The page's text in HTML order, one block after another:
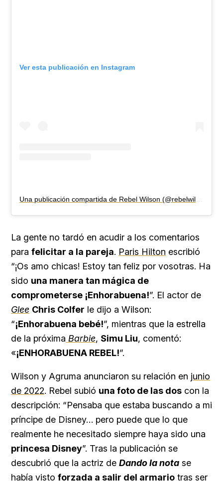
Ver esta publicación en Instagram
La gente no tardó en acudir a los comentarios
para felicitar a la pareja. Paris Hilton escribió
“¡Os amo chicas! Estoy tan feliz por vosotras. Ha
sido una manera tan mágica de
comprometerse ¡Enhorabuena!”. El actor de
Glee Chris Colfer le dijo a Wilson:
“¡Enhorabuena bebé!”, mientras que la estrella
de la próxima Barbie, Simu Liu, comentó:
«¡ENHORABUENA REBEL!”.
Wilson y Agruma anunciaron su relación en junio
de 2022. Rebel subió una foto de las dos con la
descripción: “Pensaba que estaba buscando a mi
príncipe de Disney… pero puede que lo que
realmente he necesitado siempre haya sido una
princesa Disney”. Tras la publicación se
descubrió que la actriz de Dando la nota se
había visto forzada a salir del armario tras ser